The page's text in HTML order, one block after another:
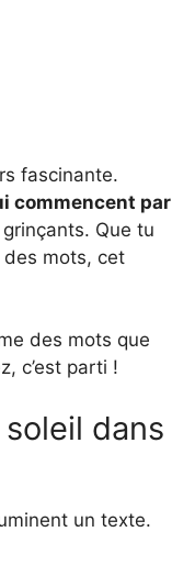
fascinante.
commencent par
Que tu
mots, cet
des mots que
c’est parti !
dans
un texte.